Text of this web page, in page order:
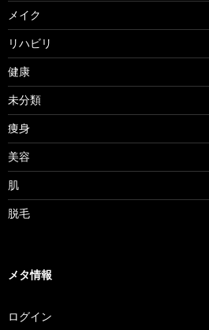
メイク
リハビリ
健康
未分類
痩身
美容
肌
脱毛
メタ情報
ログイン